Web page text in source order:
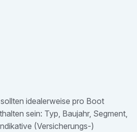
idealerweise pro Boot
sein: Typ, Baujahr, Segment,
(Versicherungs-)